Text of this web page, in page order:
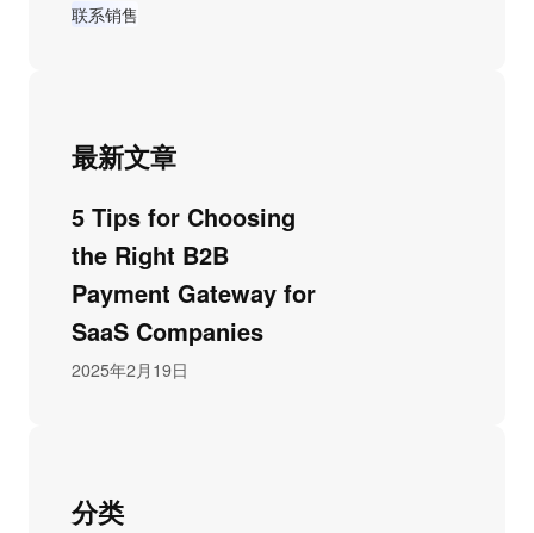
联系销售
最新文章
5 Tips for Choosing
the Right B2B
Payment Gateway for
SaaS Companies
2025年2月19日
分类